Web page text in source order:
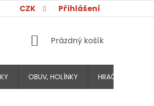
CZK Přihlášení
NÁKUPNÍ
Prázdný košík
OBUV, HOLÍNKY HRAČKY PRO